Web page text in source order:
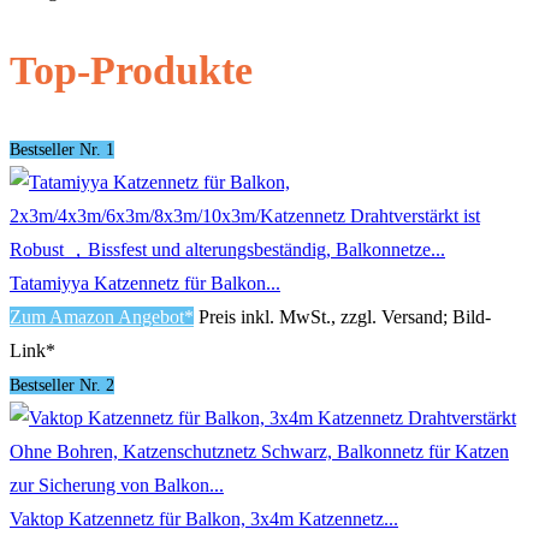
Top-Produkte
Bestseller Nr. 1
Tatamiyya Katzennetz für Balkon...
Zum Amazon Angebot* Preis inkl. MwSt., zzgl. Versand; Bild-
Link*
Bestseller Nr. 2
Vaktop Katzennetz für Balkon, 3x4m Katzennetz...